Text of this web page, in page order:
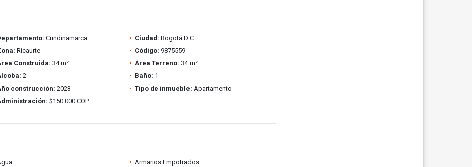
Cundinamarca Ciudad: Bogotá D.C.
Ricaurte Código: 9875559
Construida: 34 m² Área Terreno: 34 m²
2 Baño: 1
construcción: 2023 Tipo de inmueble: Apartamento
$150.000 COP
Armarios Empotrados